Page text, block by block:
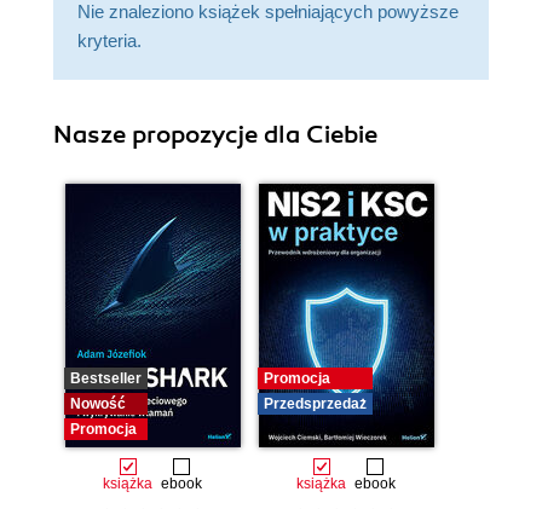
Nie znaleziono książek spełniających powyższe
kryteria.
Nasze propozycje dla Ciebie
Bestseller
Nowość
Promocja
książka ebook
Promocja
Przedsprzedaż
książka ebook